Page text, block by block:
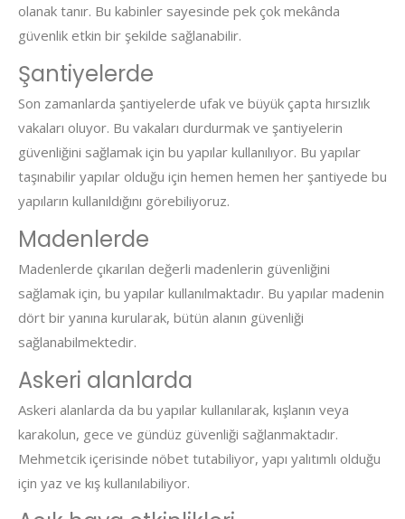
olanak tanır. Bu kabinler sayesinde pek çok mekânda
güvenlik etkin bir şekilde sağlanabilir.
Şantiyelerde
Son zamanlarda şantiyelerde ufak ve büyük çapta hırsızlık
vakaları oluyor. Bu vakaları durdurmak ve şantiyelerin
güvenliğini sağlamak için bu yapılar kullanılıyor. Bu yapılar
taşınabilir yapılar olduğu için hemen hemen her şantiyede bu
yapıların kullanıldığını görebiliyoruz.
Madenlerde
Madenlerde çıkarılan değerli madenlerin güvenliğini
sağlamak için, bu yapılar kullanılmaktadır. Bu yapılar madenin
dört bir yanına kurularak, bütün alanın güvenliği
sağlanabilmektedir.
Askeri alanlarda
Askeri alanlarda da bu yapılar kullanılarak, kışlanın veya
karakolun, gece ve gündüz güvenliği sağlanmaktadır.
Mehmetcik içerisinde nöbet tutabiliyor, yapı yalıtımlı olduğu
için yaz ve kış kullanılabiliyor.